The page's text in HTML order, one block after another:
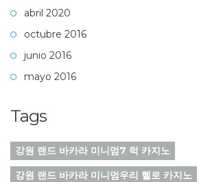
abril 2020
octubre 2016
junio 2016
mayo 2016
Tags
강원 랜드 바카라 미니멈7 럭 카지노
강원 랜드 바카라 미니멈우리 헬로 카지노